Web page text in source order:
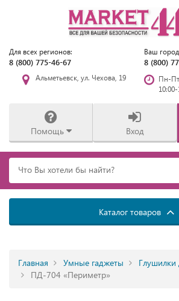
Для всех регионов:
8 (800) 775-46-67
Ваш
8 (800)
Альметьевск, ул. Чехова, 19
Пн-Пт
Помощь Вход
Каталог товаров
Главная Умные гаджеты
Глушилки
ПД-704 «Периметр»